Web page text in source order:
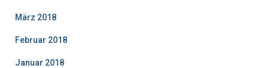
März 2018
Februar 2018
Januar 2018